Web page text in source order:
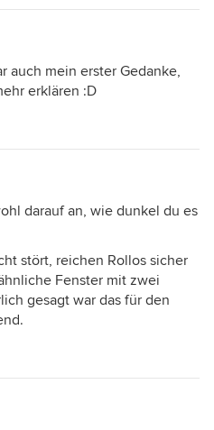
auch mein erster Gedanke,
erklären :D
darauf an, wie dunkel du es
stört, reichen Rollos sicher
Fenster mit zwei
gesagt war das für den